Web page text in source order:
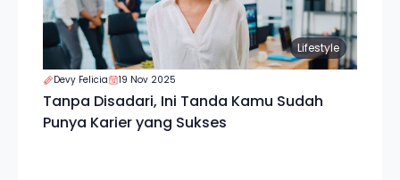
Lifestyle
Devy Felicia 19 Nov 2025
Tanpa Disadari, Ini Tanda Kamu Sudah
Punya Karier yang Sukses